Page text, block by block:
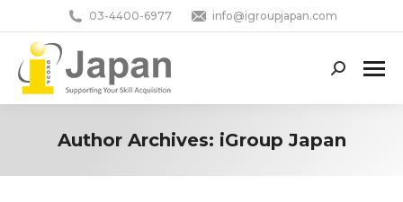
03-4400-6977 info@igroupjapan.com
Search:
Author Archives: iGroup Japan